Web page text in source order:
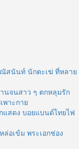
สนันท์ นักตะเฆ่ ที่หลาย
จนสาว ๆ ตกหลุมรัก
าะกาย
แสดง บอยแบนด์ไทยไฟ
อเข้ม พระเอกช่อง